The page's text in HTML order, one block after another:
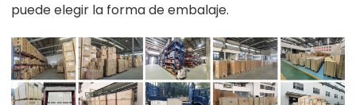
puede elegir la forma de embalaje.